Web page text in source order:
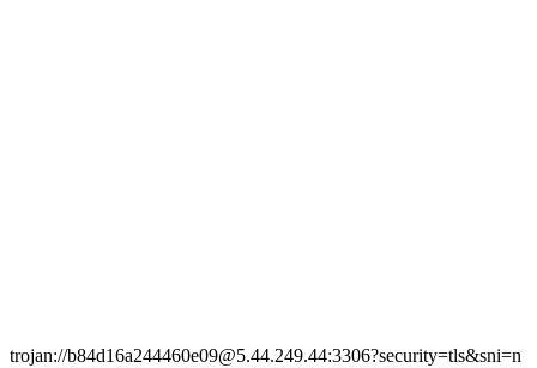
trojan://b84d16a244460e09@5.44.249.44:3306?security=tls&sni=n